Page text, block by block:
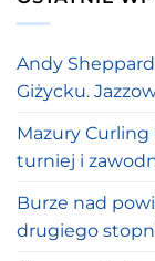
Andy
Giżycku.
Mazury Curling
turniej i
Burze nad
drugiego